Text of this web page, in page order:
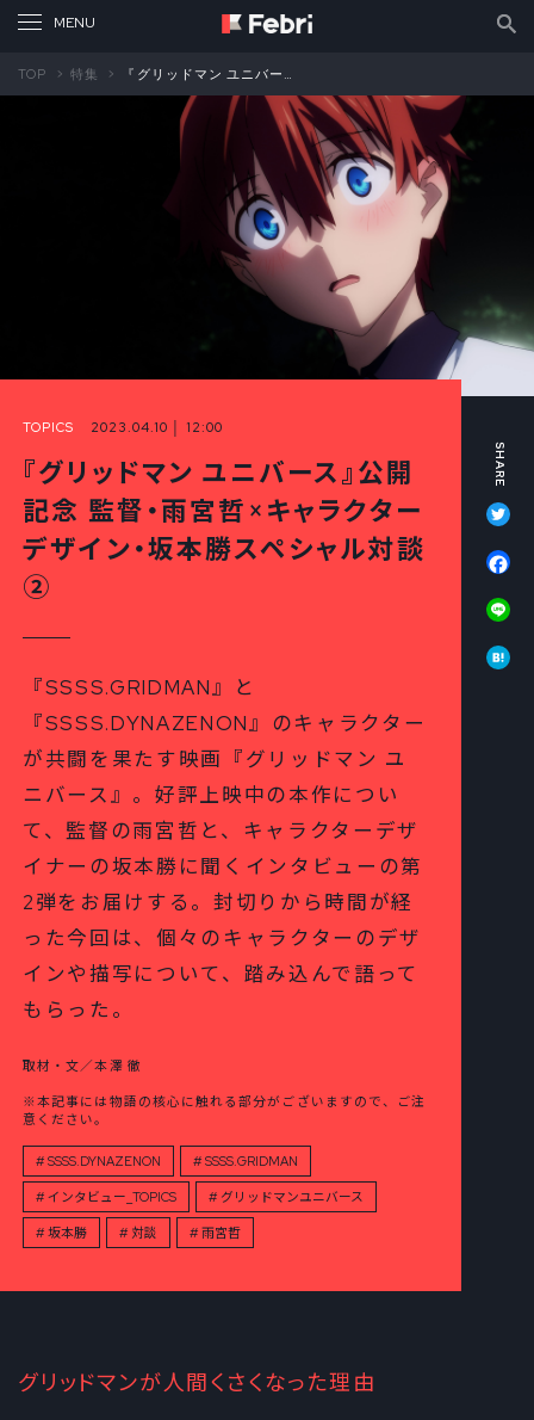
TOP 特集 『グリッドマン ユニバース』公開記念 監督・雨宮哲×キャラクターデザイン・坂本勝スペシャル対談②
TOPICS 2023.04.10 │ 12:00
『グリッドマン ユニバース』公開
記念 監督・雨宮哲×キャラクター
デザイン・坂本勝スペシャル対談
②
『SSSS.GRIDMAN』と
『SSSS.DYNAZENON』のキャラクター
が共闘を果たす映画『グリッドマン ユ
ニバース』。好評上映中の本作につい
て、監督の雨宮哲と、キャラクターデザ
イナーの坂本勝に聞くインタビューの第
2弾をお届けする。封切りから時間が経
った今回は、個々のキャラクターのデザ
インや描写について、踏み込んで語って
もらった。
取材・文／本澤 徹
※本記事には物語の核心に触れる部分がございますので、ご注
意ください。
SSSS.DYNAZENON SSSS.GRIDMAN
インタビュー_TOPICS グリッドマンユニバース
坂本勝 対談 雨宮哲
グリッドマンが人間くさくなった理由